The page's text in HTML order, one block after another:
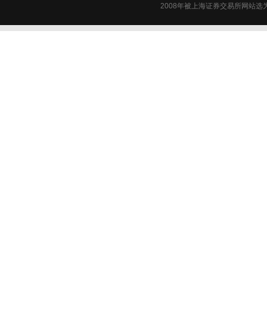
2008年被上海证券交易所网站选